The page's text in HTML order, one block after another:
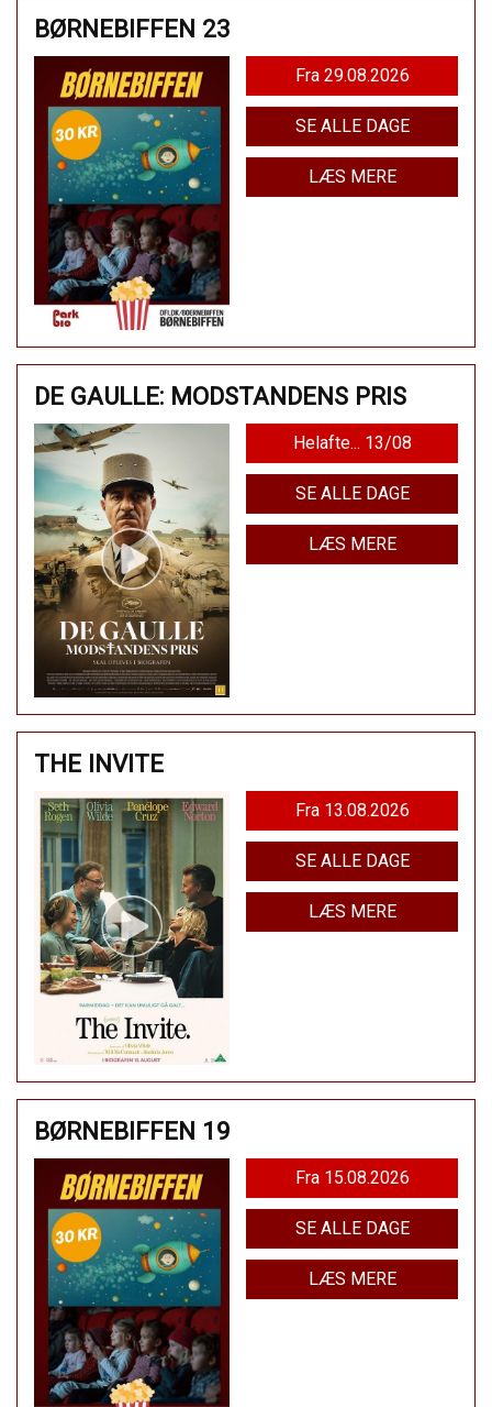
BØRNEBIFFEN 23
Fra 29.08.2026
SE ALLE DAGE
LÆS MERE
DE GAULLE: MODSTANDENS PRIS
Helafte... 13/08
SE ALLE DAGE
LÆS MERE
THE INVITE
Fra 13.08.2026
SE ALLE DAGE
LÆS MERE
BØRNEBIFFEN 19
Fra 15.08.2026
SE ALLE DAGE
LÆS MERE